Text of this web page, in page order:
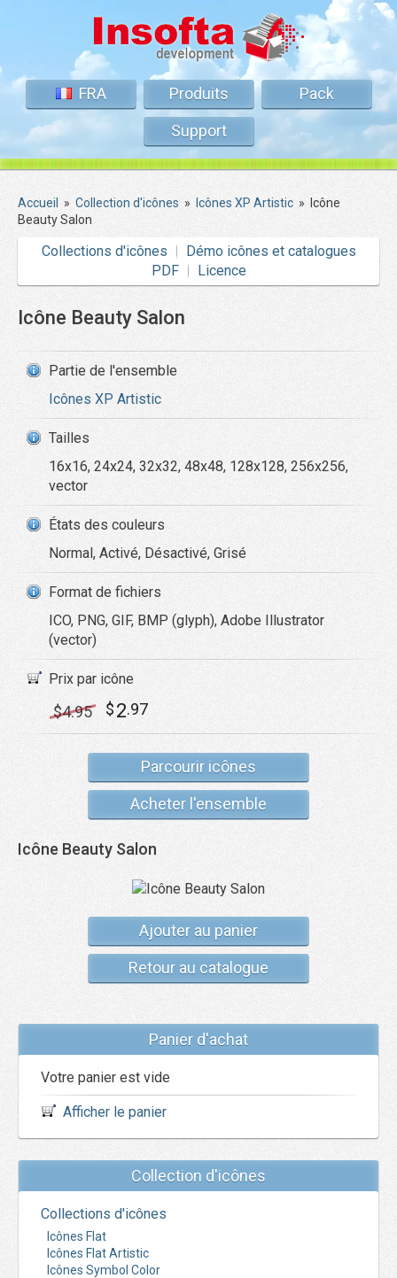
FRA Produits
Pack
Support
Accueil » Collection d'icônes » Icônes XP Artistic »
Icône
Beauty Salon
Collections d'icônes
Démo icônes et catalogues
PDF
Licence
Icône Beauty Salon
Partie de l'ensemble
Icônes XP Artistic
Tailles
16x16, 24x24, 32x32, 48x48, 128x128, 256x256,
vector
États des couleurs
Normal, Activé, Désactivé, Grisé
Format de fichiers
ICO, PNG, GIF, BMP (glyph), Adobe Illustrator
(vector)
Prix par icône
$4.95 $2.97
Parcourir icônes
Acheter l'ensemble
Icône Beauty Salon
Ajouter au panier
Retour au catalogue
Panier d'achat
Votre panier est vide
Afficher le panier
Collection d'icônes
Collections d'icônes
Icônes Flat
Icônes Flat Artistic
Icônes Symbol Color